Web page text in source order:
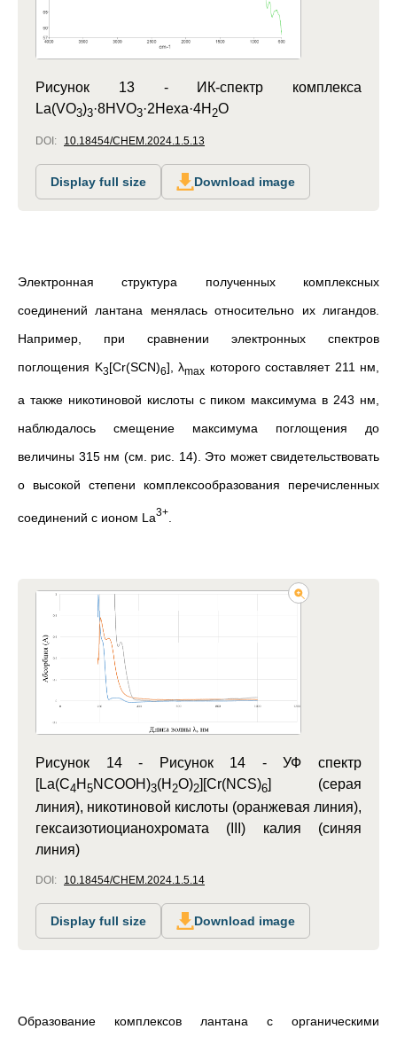
Рисунок 13 -
ИК-спектр комплекса
La(VO3)3·8HVO3·2Hexa·4H 2O
DOI: 10.18454/CHEM.2024.1.5.13
Display full size Download image
Электронная структура полученных комплексных
соединений лантана менялась относительно их лигандов.
Например, при сравнении электронных спектров
поглощения K3[Cr(SCN)6], λmax которого составляет 211 нм,
а также никотиновой кислоты с пиком максимума в 243 нм,
наблюдалось смещение максимума поглощения до
величины 315 нм (см. рис. 14). Это может свидетельствовать
о высокой степени комплексообразования перечисленных
соединений с ионом La3+
Рисунок 14 -
Рисунок 14 - УФ спектр
[La(C4H 5NCOOH)3(H 2O)2][Cr(NCS)6] (серая
линия), никотиновой кислоты (оранжевая линия),
гексаизотиоцианохромата (III) калия (синяя
линия)
DOI: 10.18454/CHEM.2024.1.5.14
Display full size Download image
Образование комплексов лантана с органическими